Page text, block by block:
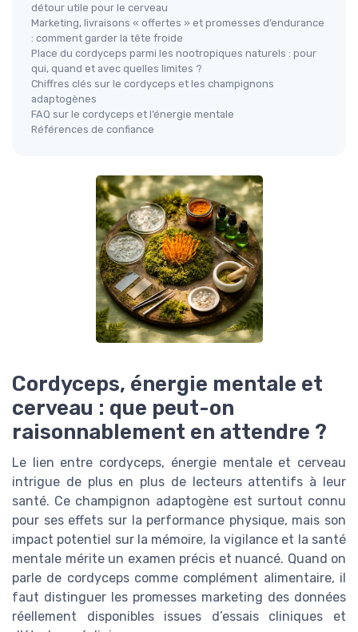
détour utile pour le cerveau
Marketing, livraisons « offertes » et promesses d’endurance
: comment garder la tête froide
Place du cordyceps parmi les nootropiques naturels : pour
qui, quand et avec quelles limites ?
Chiffres clés sur le cordyceps et les champignons
adaptogènes
FAQ sur le cordyceps et l’énergie mentale
Références de confiance
Cordyceps, énergie mentale et
cerveau : que peut-on
raisonnablement en attendre ?
Le lien entre cordyceps, énergie mentale et cerveau
intrigue de plus en plus de lecteurs attentifs à leur
santé. Ce champignon adaptogène est surtout connu
pour ses effets sur la performance physique, mais son
impact potentiel sur la mémoire, la vigilance et la santé
mentale mérite un examen précis et nuancé. Quand on
parle de cordyceps comme complément alimentaire, il
faut distinguer les promesses marketing des données
réellement disponibles issues d’essais cliniques et